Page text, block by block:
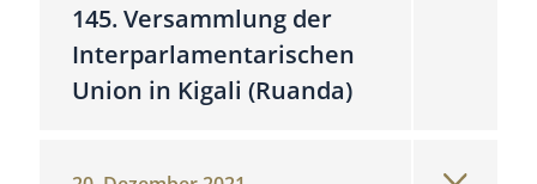
145. Versammlung der
Interparlamentarischen
Union in Kigali (Ruanda)